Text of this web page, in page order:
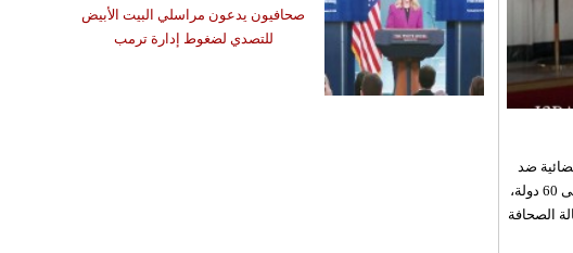
قضائية ضد
إدارة دونالد ترمب، الاثنين، على خلفية فرضه رسوماً جمركية على 60 دولة،
الصحافة
صحافيون يدعون مراسلي البيت الأبيض
للتصدي لضغوط إدارة ترمب